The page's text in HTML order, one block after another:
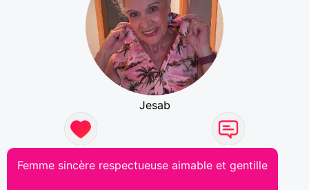
Jesab
Femme sincère respectueuse aimable et gentille